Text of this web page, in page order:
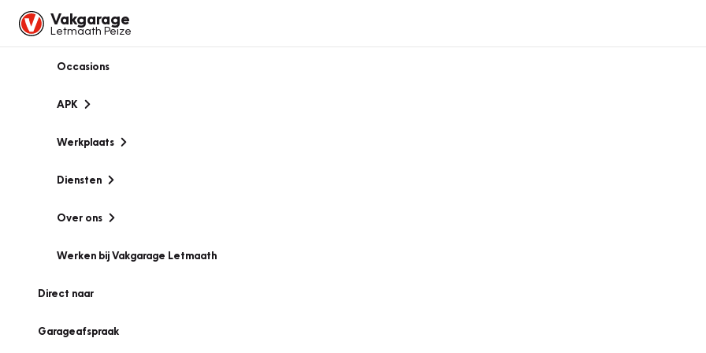
Vakgarage
Letmaath Peize
Occasions
APK
Werkplaats
Diensten
Over ons
Werken bij Vakgarage Letmaath
Direct naar
Garageafspraak